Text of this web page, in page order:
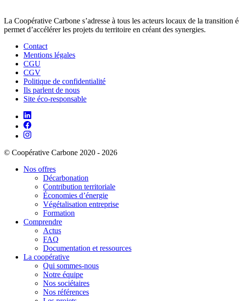
La Coopérative Carbone s’adresse à tous les acteurs locaux de la
permet d’accélérer les projets du territoire en créant des synergies.
Contact
Mentions légales
CGU
CGV
Politique de confidentialité
Ils parlent de nous
Site éco-responsable
© Coopérative Carbone 2020 - 2026
Nos offres
Décarbonation
Contribution territoriale
Économies d’énergie
Végétalisation entreprise
Formation
Comprendre
Actus
FAQ
Documentation et ressources
La coopérative
Qui sommes-nous
Notre équipe
Nos sociétaires
Nos références